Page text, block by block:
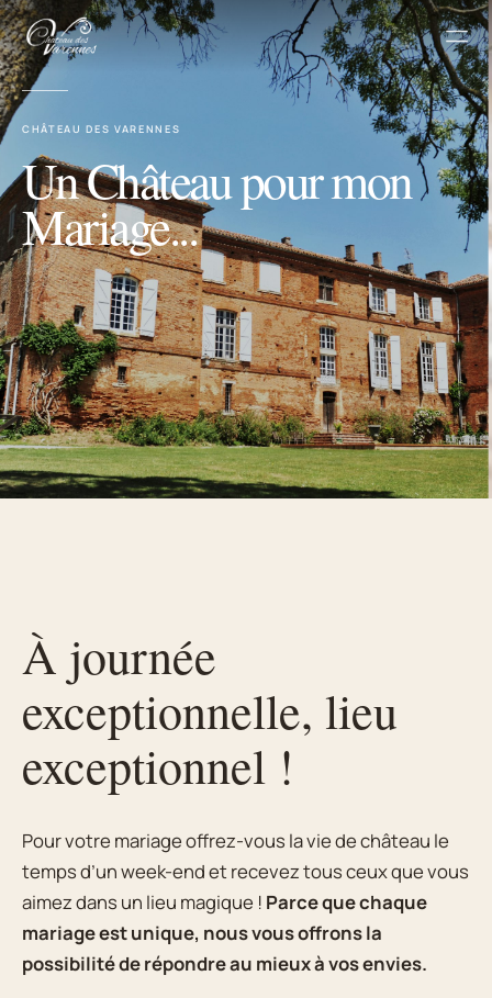
CHÂTEAU DES VARENNES
Un Château pour mon
Mariage...
À journée
exceptionnelle, lieu
exceptionnel !
Pour votre mariage offrez-vous la vie de château le
temps d’un week-end et recevez tous ceux que vous
aimez dans un lieu magique ! Parce que chaque
mariage est unique, nous vous offrons la
possibilité de répondre au mieux à vos envies.